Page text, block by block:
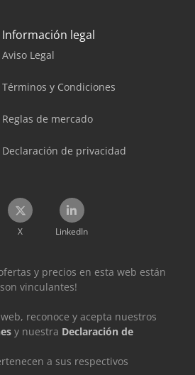
Información legal
Aviso Legal
Términos y Condiciones
Reglas de mercado
Declaración de privacidad
X LinkedIn
y precios en esta web están
vinculantes!
reconoce y acepta nuestros
y nuestra Declaración de
a sus respectivos